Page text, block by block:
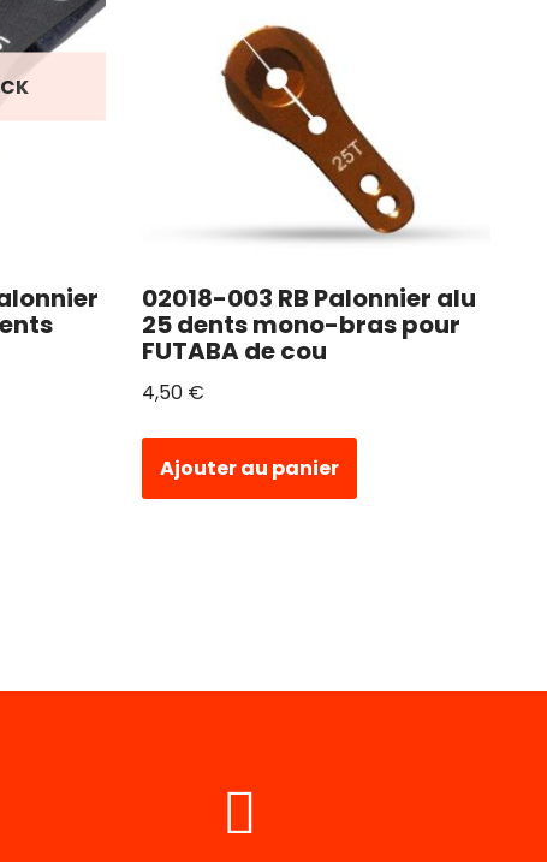
02018-003 RB Palonnier alu
25 dents mono-bras pour
FUTABA de cou
4,50 €
Ajouter au panier